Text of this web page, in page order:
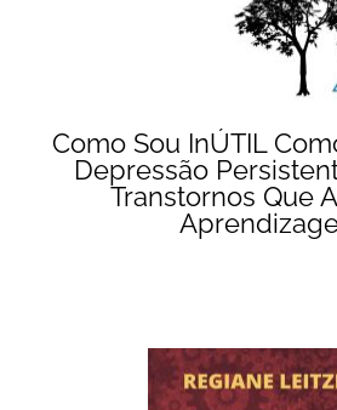
Como Sou InÚTIL
Depressão
Transtornos Que